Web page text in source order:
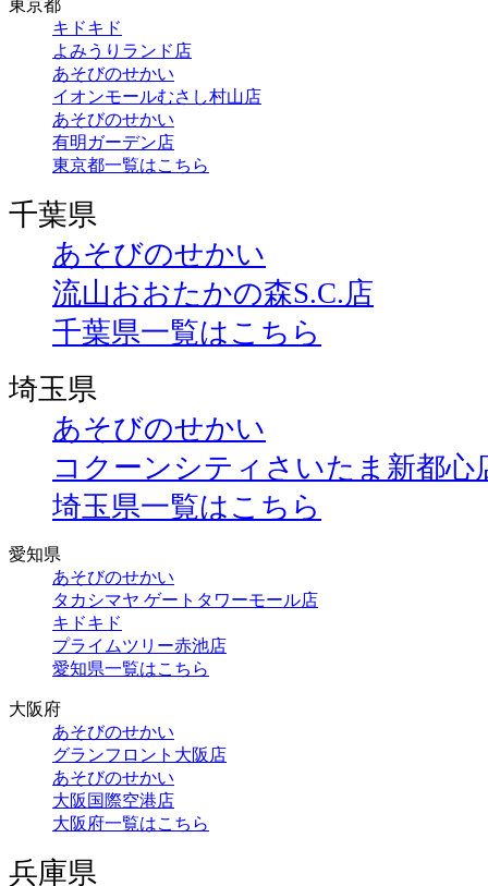
東京都
キドキド
よみうりランド店
あそびのせかい
イオンモールむさし村山店
あそびのせかい
有明ガーデン店
東京都一覧はこちら
千葉県
あそびのせかい
流山おおたかの森S.C.店
千葉県一覧はこちら
埼玉県
あそびのせかい
コクーンシティさいたま新都心
埼玉県一覧はこちら
愛知県
あそびのせかい
タカシマヤ ゲートタワーモール店
キドキド
プライムツリー赤池店
愛知県一覧はこちら
大阪府
あそびのせかい
グランフロント大阪店
あそびのせかい
大阪国際空港店
大阪府一覧はこちら
兵庫県